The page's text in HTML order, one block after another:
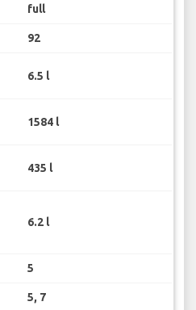
full
92
6.5 l
1584 l
435 l
6.2 l
5
5, 7